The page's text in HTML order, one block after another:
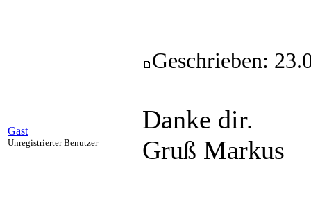
Gast
Unregistrierter Benutzer
Geschrieben:
Danke dir.
Gruß Markus